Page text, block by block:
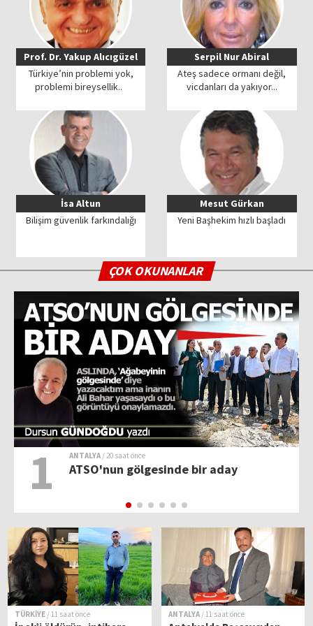
Prof. Dr. Yakup Alıcıgüzel
Türkiye’nin problemi yok,
problemi bireysellik..
Serpil Nur Abiral
Ateş sadece ormanı değil,
vicdanları da yakıyor...
İsa Altun
Bilişim güvenlik farkındalığı
Mesut Gürkan
Yeni Başhekim hızlı başladı
ÇOK OKUNANLAR
1 ANTALYA / 20 saat önce
ATSO'nun gölgesinde bir aday
TÜRKİYE / 11 saat önce ANTALYA / 11 saat önce